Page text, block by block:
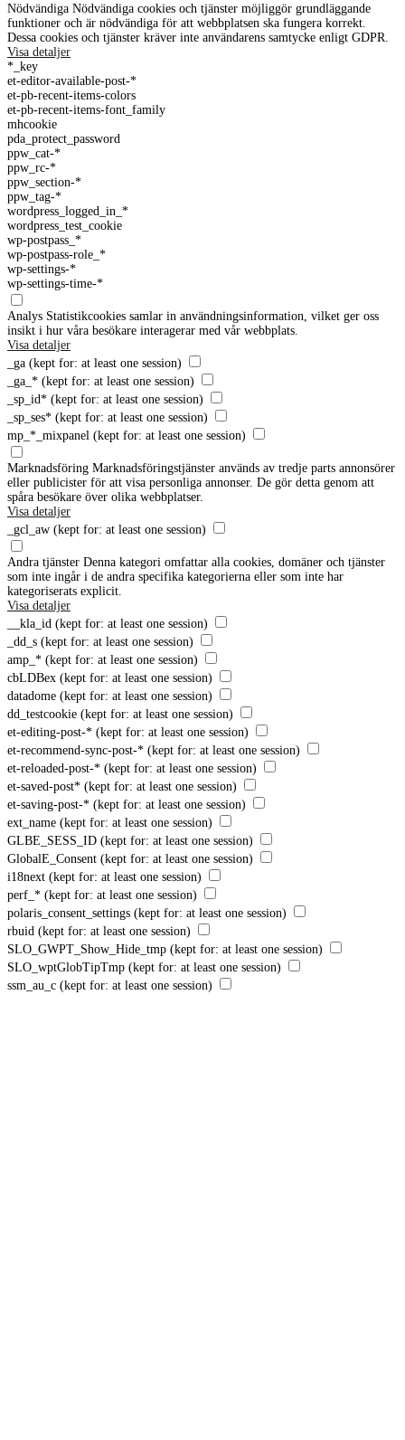
Nödvändiga Nödvändiga cookies och tjänster möjliggör grundläggande
funktioner och är nödvändiga för att webbplatsen ska fungera korrekt.
Dessa cookies och tjänster kräver inte användarens samtycke enligt GDPR.
Visa detaljer
*_key
et-editor-available-post-*
et-pb-recent-items-colors
et-pb-recent-items-font_family
mhcookie
pda_protect_password
ppw_cat-*
ppw_rc-*
ppw_section-*
ppw_tag-*
wordpress_logged_in_*
wordpress_test_cookie
wp-postpass_*
wp-postpass-role_*
wp-settings-*
wp-settings-time-*
Analys Statistikcookies samlar in användningsinformation, vilket ger oss
insikt i hur våra besökare interagerar med vår webbplats.
Visa detaljer
_ga (kept for: at least one session)
_ga_* (kept for: at least one session)
_sp_id* (kept for: at least one session)
_sp_ses* (kept for: at least one session)
mp_*_mixpanel (kept for: at least one session)
Marknadsföring Marknadsföringstjänster används av tredje parts annonsörer
eller publicister för att visa personliga annonser. De gör detta genom att
spåra besökare över olika webbplatser.
Visa detaljer
_gcl_aw (kept for: at least one session)
Andra tjänster Denna kategori omfattar alla cookies, domäner och tjänster
som inte ingår i de andra specifika kategorierna eller som inte har
kategoriserats explicit.
Visa detaljer
__kla_id (kept for: at least one session)
_dd_s (kept for: at least one session)
amp_* (kept for: at least one session)
cbLDBex (kept for: at least one session)
datadome (kept for: at least one session)
dd_testcookie (kept for: at least one session)
et-editing-post-* (kept for: at least one session)
et-recommend-sync-post-* (kept for: at least one session)
et-reloaded-post-* (kept for: at least one session)
et-saved-post* (kept for: at least one session)
et-saving-post-* (kept for: at least one session)
ext_name (kept for: at least one session)
GLBE_SESS_ID (kept for: at least one session)
GlobalE_Consent (kept for: at least one session)
i18next (kept for: at least one session)
perf_* (kept for: at least one session)
polaris_consent_settings (kept for: at least one session)
rbuid (kept for: at least one session)
SLO_GWPT_Show_Hide_tmp (kept for: at least one session)
SLO_wptGlobTipTmp (kept for: at least one session)
ssm_au_c (kept for: at least one session)